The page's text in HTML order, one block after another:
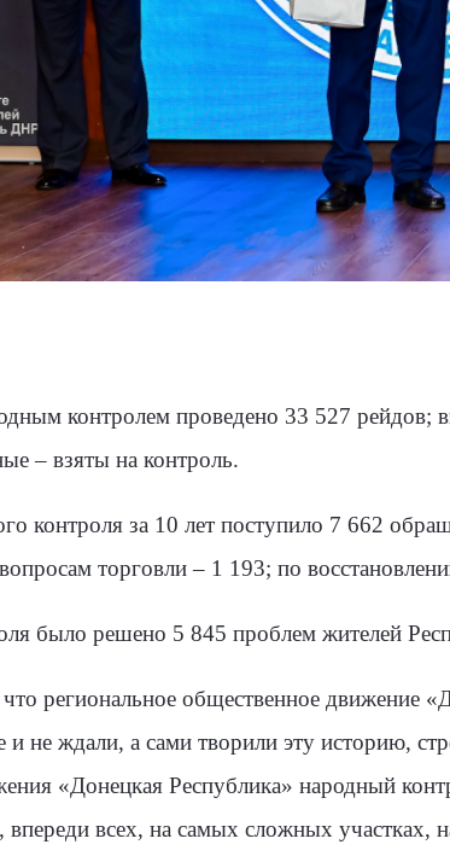
контролем проведено 33 527
– взяты на контроль.
контроля за 10 лет поступило 7 662
торговли – 1 193; по
было решено 5 845 проблем жителей
региональное общественное движение
и не ждали, а сами творили эту историю,
«Донецкая Республика» народный
всех, на самых сложных участках,